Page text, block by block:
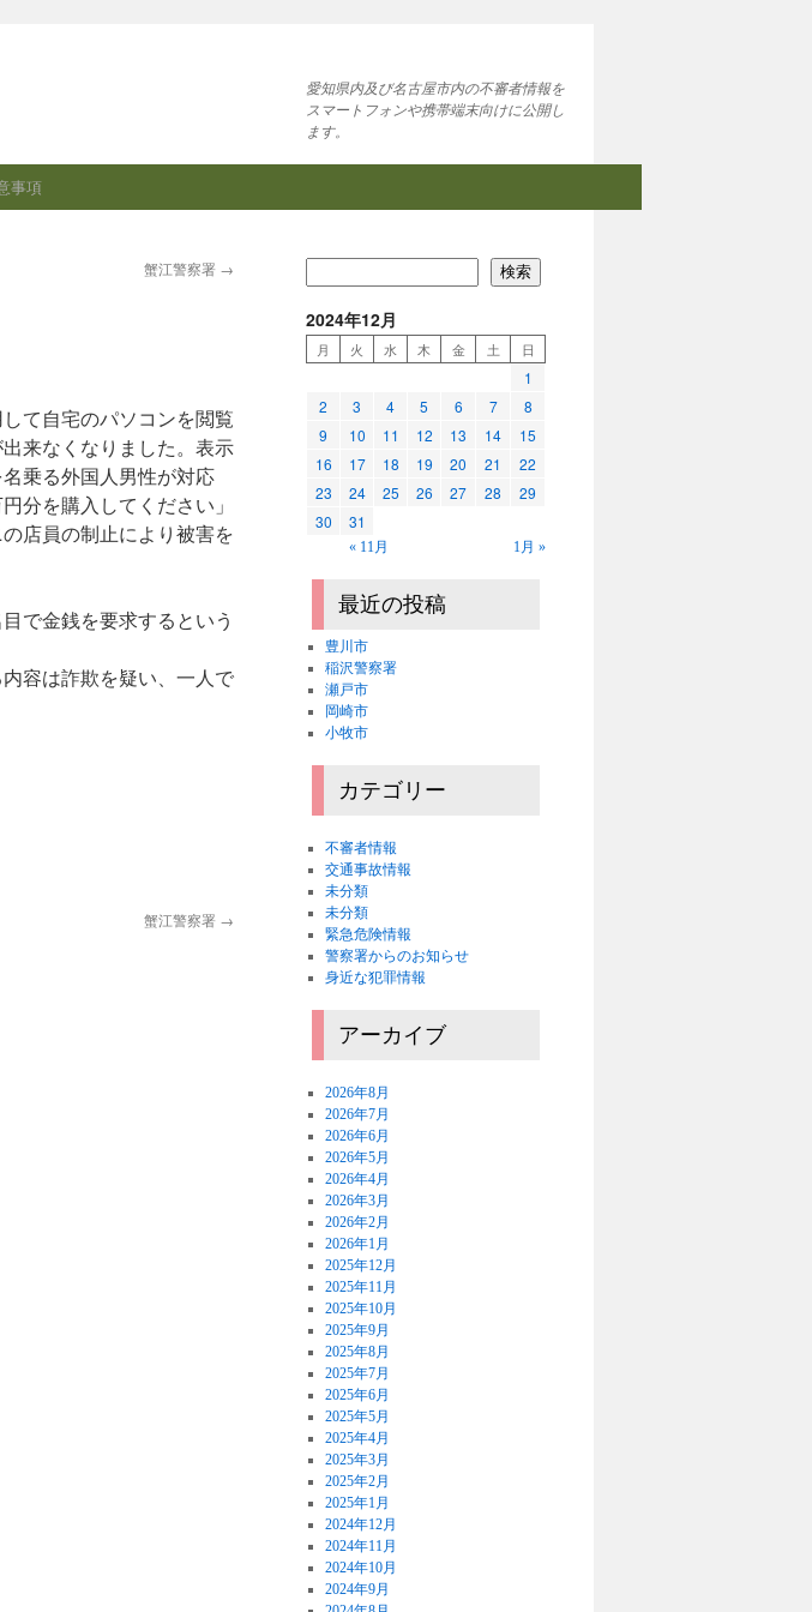
愛知県内及び名古屋市内の不審者情報を
スマートフォンや携帯端末向けに公開し
ます。
事項
蟹江警察署 →
て自宅のパソコンを閲覧
来なくなりました。表示
乗る外国人男性が対応
分を購入してください」
店員の制止により被害を
で金銭を要求するという
容は詐欺を疑い、一人で
蟹江警察署 →
検索
2024年12月
月 火 水 木 金 土 日
1
2
3 4 5 6 7
8
9
10 11 12 13 14
15
16
17 18 19 20 21
22
23
24 25 26 27 28
29
30
31
« 11月 1月 »
最近の投稿
豊川市
稲沢警察署
瀬戸市
岡崎市
小牧市
カテゴリー
不審者情報
交通事故情報
未分類
未分類
緊急危険情報
警察署からのお知らせ
身近な犯罪情報
アーカイブ
2026年8月
2026年7月
2026年6月
2026年5月
2026年4月
2026年3月
2026年2月
2026年1月
2025年12月
2025年11月
2025年10月
2025年9月
2025年8月
2025年7月
2025年6月
2025年5月
2025年4月
2025年3月
2025年2月
2025年1月
2024年12月
2024年11月
2024年10月
2024年9月